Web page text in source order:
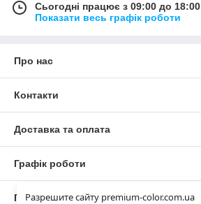
Разрешите сайту premium-color.com.ua
Сьогодні працює з 09:00 до 18:00
Показати весь графік роботи
Про нас
Контакти
Доставка та оплата
Графік роботи
Повна версія сайту